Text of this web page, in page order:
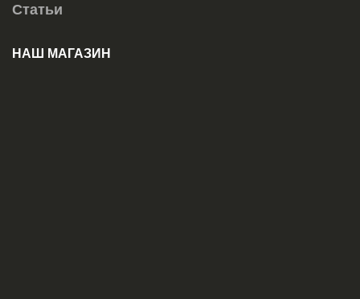
Статьи
НАШ МАГАЗИН